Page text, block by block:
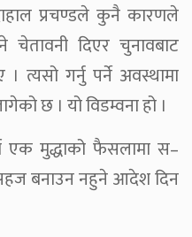
प्रचण्डले कुनै कारणले
दिएर चुनावबाट
त्यसो गर्नु पर्ने अवस्थामा
छ । यो विडम्वना हो ।
एक मुद्धाको फैसलामा स–
बनाउन नहुने आदेश दिन